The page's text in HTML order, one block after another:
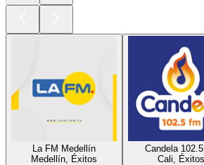
La FM Medellín
Medellín, Éxitos
Candela
Cali, Éxitos